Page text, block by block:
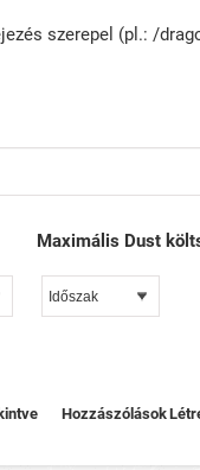
szerepel (pl.: /
Maximális Dust
Hozzászólások